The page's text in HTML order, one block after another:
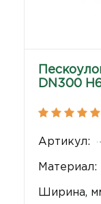
DN300
Артикул:
Материал:
Ширина,